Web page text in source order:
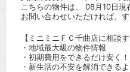
こちらの物件は、 08月10日現
お問い合わせいただければ、す
【ミニミニＦＣ千曲店に相談す
・地域最大級の物件情報
・初期費用をできるだけ安く！
・新生活の不安を解消できる